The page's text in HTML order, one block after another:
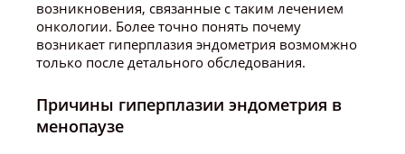
возникновения, связанные с таким лечением
онкологии. Более точно понять почему
возникает гиперплазия эндометрия возмомжно
только после детального обследования.
Причины гиперплазии эндометрия в
менопаузе